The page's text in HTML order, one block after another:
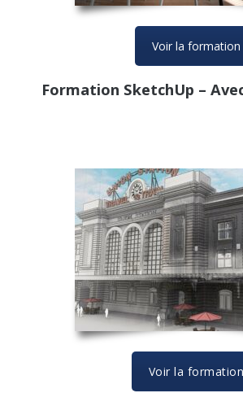
Voir la formation
Formation SketchUp –
Voir la formation